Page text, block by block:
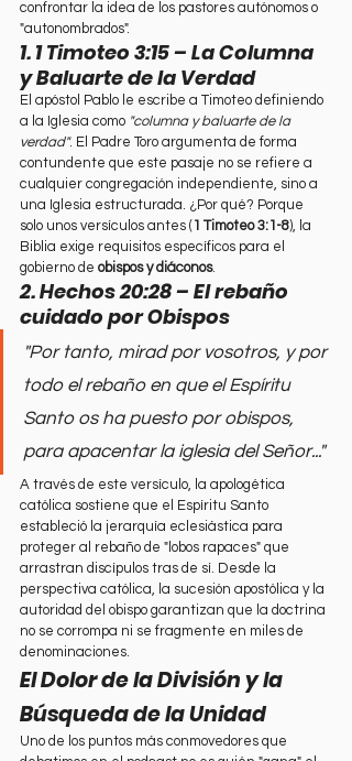
confrontar la idea de los pastores autónomos o
"autonombrados".
1. 1 Timoteo 3:15 – La Columna
y Baluarte de la Verdad
El apóstol Pablo le escribe a Timoteo definiendo
a la Iglesia como "columna y baluarte de la
verdad". El Padre Toro argumenta de forma
contundente que este pasaje no se refiere a
cualquier congregación independiente, sino a
una Iglesia estructurada. ¿Por qué? Porque
solo unos versículos antes (1 Timoteo 3:1-8), la
Biblia exige requisitos específicos para el
gobierno de obispos y diáconos.
2. Hechos 20:28 – El rebaño
cuidado por Obispos
"Por tanto, mirad por vosotros, y por
todo el rebaño en que el Espíritu
Santo os ha puesto por obispos,
para apacentar la iglesia del Señor..."
A través de este versículo, la apologética
católica sostiene que el Espíritu Santo
estableció la jerarquía eclesiástica para
proteger al rebaño de "lobos rapaces" que
arrastran discípulos tras de sí. Desde la
perspectiva católica, la sucesión apostólica y la
autoridad del obispo garantizan que la doctrina
no se corrompa ni se fragmente en miles de
denominaciones.
El Dolor de la División y la
Búsqueda de la Unidad
Uno de los puntos más conmovedores que